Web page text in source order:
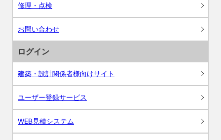
修理・点検
お問い合わせ
ログイン
建築・設計関係者様向けサイト
ユーザー登録サービス
WEB見積システム